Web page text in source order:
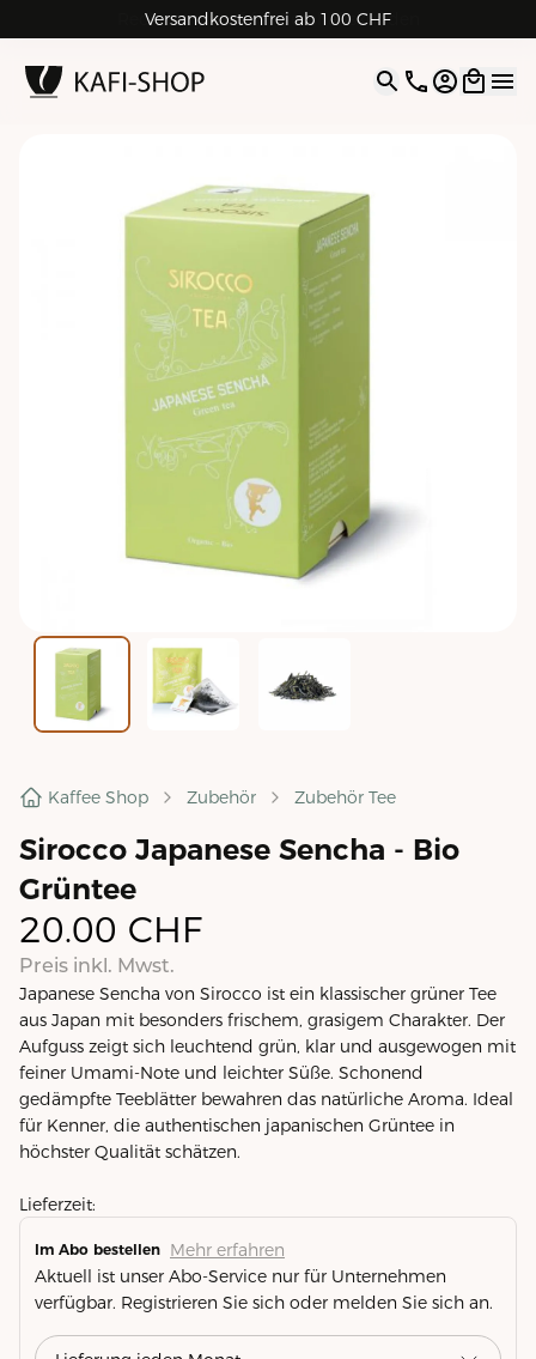
Versandkostenfrei ab 100 CHF
Rechnungskauf für Geschäftskunden
4.9| 5.0 Google
Open
Kaffee Shop Zubehör Zubehör Tee
Sirocco Japanese Sencha - Bio
Grüntee
20.00 CHF
Preis inkl. Mwst.
Japanese Sencha von Sirocco ist ein klassischer grüner Tee
aus Japan mit besonders frischem, grasigem Charakter. Der
Aufguss zeigt sich leuchtend grün, klar und ausgewogen mit
feiner Umami-Note und leichter Süße. Schonend
gedämpfte Teeblätter bewahren das natürliche Aroma. Ideal
für Kenner, die authentischen japanischen Grüntee in
höchster Qualität schätzen.
Lieferzeit:
Im Abo bestellen Mehr erfahren
Aktuell ist unser Abo-Service nur für Unternehmen
verfügbar. Registrieren Sie sich oder melden Sie sich an.